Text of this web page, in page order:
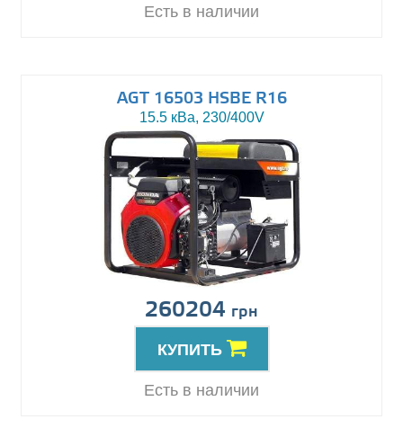
Есть в наличии
AGT 16503 HSBE R16
15.5 кВа, 230/400V
260204 грн
КУПИТЬ
Есть в наличии